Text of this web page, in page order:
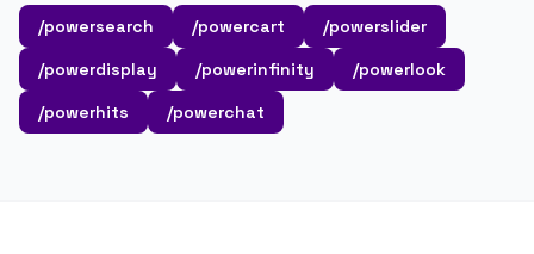
/powersearch /powercart
/powerslider
/powerdisplay
/powerinfinity
/powerlook
/powerhits
/powerchat